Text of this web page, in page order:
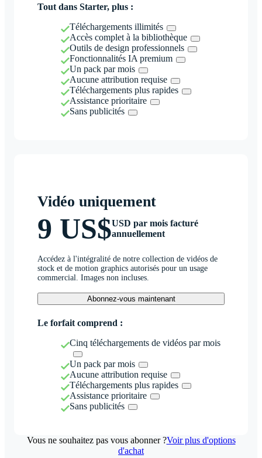
Tout dans Starter, plus :
Téléchargements illimités
Accès complet à la bibliothèque
Outils de design professionnels
Fonctionnalités IA premium
Un pack par mois
Aucune attribution requise
Téléchargements plus rapides
Assistance prioritaire
Sans publicités
Vidéo uniquement
9 US$USD par mois facturé
annuellement
Accédez à l'intégralité de notre collection de vidéos de
stock et de motion graphics autorisés pour un usage
commercial. Images non incluses.
Abonnez-vous maintenant
Le forfait comprend :
Cinq téléchargements de vidéos par mois
Un pack par mois
Aucune attribution requise
Téléchargements plus rapides
Assistance prioritaire
Sans publicités
Vous ne souhaitez pas vous abonner ?Voir plus d'options
d'achat